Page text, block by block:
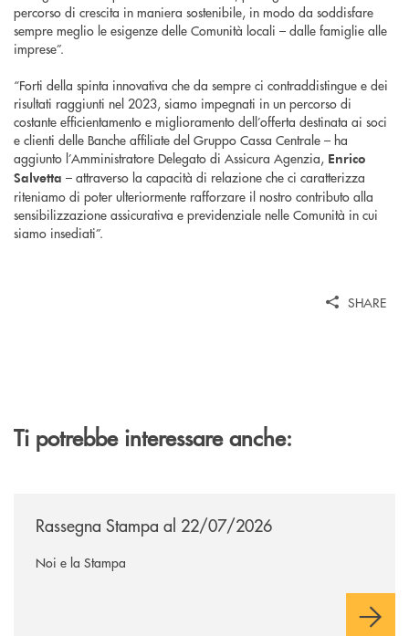
percorso di crescita in maniera sostenibile, in modo da soddisfare
sempre meglio le esigenze delle Comunità locali – dalle famiglie alle
imprese”.
“Forti della spinta innovativa che da sempre ci contraddistingue e dei
risultati raggiunti nel 2023, siamo impegnati in un percorso di
costante efficientamento e miglioramento dell’offerta destinata ai soci
e clienti delle Banche affiliate del Gruppo Cassa Centrale – ha
aggiunto l’Amministratore Delegato di Assicura Agenzia, Enrico
Salvetta – attraverso la capacità di relazione che ci caratterizza
riteniamo di poter ulteriormente rafforzare il nostro contributo alla
sensibilizzazione assicurativa e previdenziale nelle Comunità in cui
siamo insediati”.
SHARE
Ti potrebbe interessare anche:
Rassegna Stampa al 22/07/2026
Noi e la Stampa